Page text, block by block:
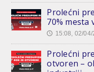
Prolećni
70% mesta
🕔 15:08, 02/04/
Prolećni
otvoren –